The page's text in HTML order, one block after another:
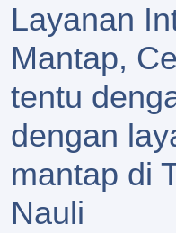
Layanan
Mantap,
tentu
dengan
mantap di
Nauli